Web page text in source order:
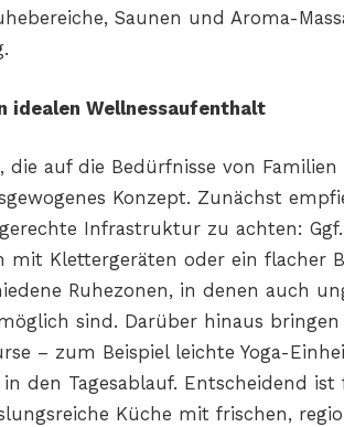
Saunen und Aroma-
idealen Wellnessaufenthalt
die auf die Bedürfnisse von
Konzept. Zunächst
Infrastruktur zu achten:
mit Klettergeräten oder ein flacher
Ruhezonen, in denen auch
sind. Darüber hinaus
– zum Beispiel leichte Yoga-
in den Tagesablauf. Entscheidend
Küche mit frischen,